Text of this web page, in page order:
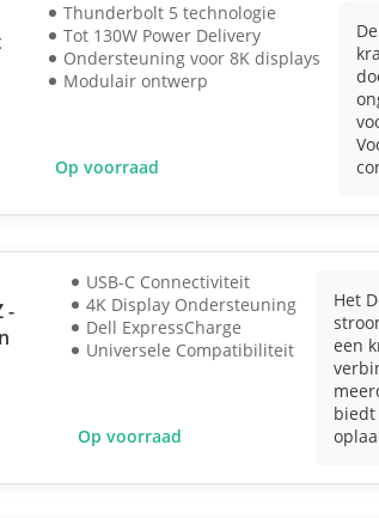
Thunderbolt 5 technologie
Tot 130W Power Delivery
Ondersteuning voor 8K displays
Modulair ontwerp
Op voorraad
-
USB-C Connectiviteit
4K Display Ondersteuning
Dell ExpressCharge
Universele Compatibiliteit
Op voorraad
Het
een
biedt